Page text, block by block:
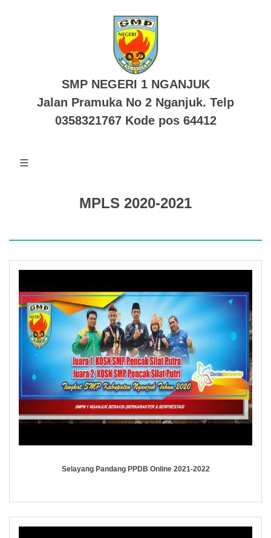
SMP NEGERI 1 NGANJUK
Jalan Pramuka No 2 Nganjuk. Telp
0358321767 Kode pos 64412
MPLS 2020-2021
Selayang Pandang PPDB Online 2021-2022